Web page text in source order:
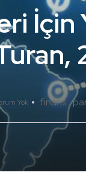
İçin
Yok finans